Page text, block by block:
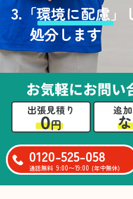
3. 「環境に配慮」
処分します
お気軽にお問い
出張見積り
0円
追
0120-525-058
通話無料 9:00〜19:00 (年中無休)